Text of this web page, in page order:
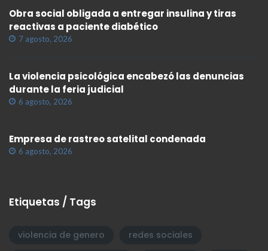
Obra social obligada a entregar insulina y tiras
reactivas a paciente diabético
7 agosto, 2026
La violencia psicológica encabezó las denuncias
durante la feria judicial
6 agosto, 2026
Empresa de rastreo satelital condenada
6 agosto, 2026
Etiquetas / Tags
violencia de genero
redes sociales